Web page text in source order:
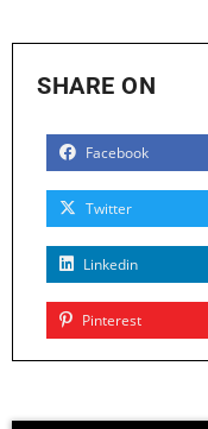
SHARE ON
Facebook
Twitter
Linkedin
Pinterest